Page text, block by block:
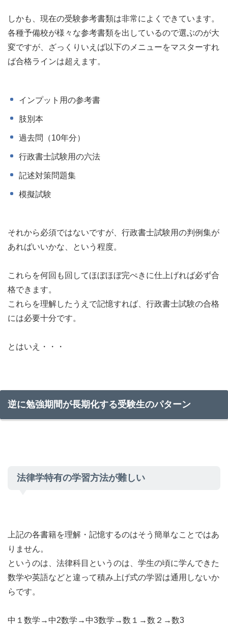
しかも、現在の受験参考書類は非常によくできています。
各種予備校が様々な参考書類を出しているので選ぶのが大
変ですが、ざっくりいえば以下のメニューをマスターすれ
ば合格ラインは超えます。
インプット用の参考書
肢別本
過去問（10年分）
行政書士試験用の六法
記述対策問題集
模擬試験
それから必須ではないですが、行政書士試験用の判例集が
あればいいかな、という程度。
これらを何回も回してほぼほぼ完ぺきに仕上げれば必ず合
格できます。
これらを理解したうえで記憶すれば、行政書士試験の合格
には必要十分です。
とはいえ・・・
逆に勉強期間が長期化する受験生のパターン
法律学特有の学習方法が難しい
上記の各書籍を理解・記憶するのはそう簡単なことではあ
りません。
というのは、法律科目というのは、学生の頃に学んできた
数学や英語などと違って積み上げ式の学習は通用しないか
らです。
中１数学→中2数学→中3数学→数１→数２→数3